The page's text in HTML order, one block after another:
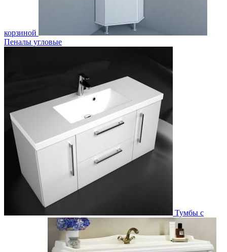
корзиной
Пеналы угловые
Тумбы с